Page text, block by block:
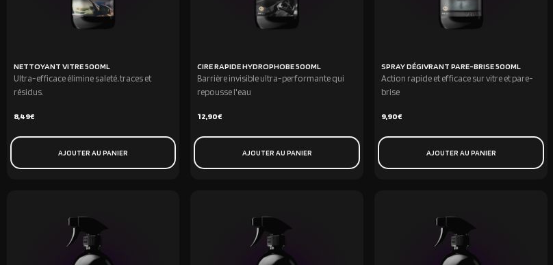
NETTOYANT VITRE 500ML
Ultra-efficace élimine saleté, traces et
résidus.
8,49€
AJOUTER AU PANIER
CIRE RAPIDE HYDROPHOBE 500ML
Barrière invisible ultra-performante qui
repousse l'eau
12,90€
AJOUTER AU PANIER
SPRAY DÉGIVRANT PARE-BRISE 500ML
Action rapide et efficace sur vitre et pare-
brise
9,90€
AJOUTER AU PANIER